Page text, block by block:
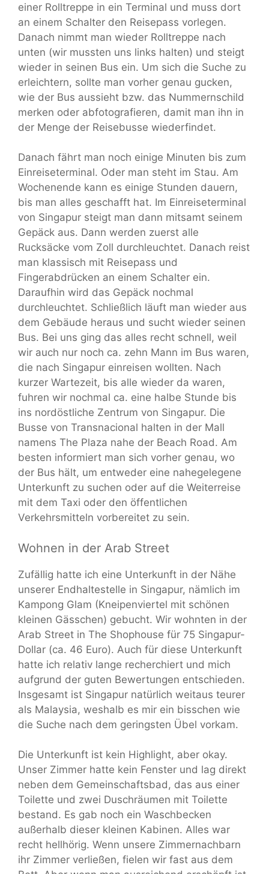
einer Rolltreppe in ein Terminal und muss dort
an einem Schalter den Reisepass vorlegen.
Danach nimmt man wieder Rolltreppe nach
unten (wir mussten uns links halten) und steigt
wieder in seinen Bus ein. Um sich die Suche zu
erleichtern, sollte man vorher genau gucken,
wie der Bus aussieht bzw. das Nummernschild
merken oder abfotografieren, damit man ihn in
der Menge der Reisebusse wiederfindet.
Danach fährt man noch einige Minuten bis zum
Einreiseterminal. Oder man steht im Stau. Am
Wochenende kann es einige Stunden dauern,
bis man alles geschafft hat. Im Einreiseterminal
von Singapur steigt man dann mitsamt seinem
Gepäck aus. Dann werden zuerst alle
Rucksäcke vom Zoll durchleuchtet. Danach reist
man klassisch mit Reisepass und
Fingerabdrücken an einem Schalter ein.
Daraufhin wird das Gepäck nochmal
durchleuchtet. Schließlich läuft man wieder aus
dem Gebäude heraus und sucht wieder seinen
Bus. Bei uns ging das alles recht schnell, weil
wir auch nur noch ca. zehn Mann im Bus waren,
die nach Singapur einreisen wollten. Nach
kurzer Wartezeit, bis alle wieder da waren,
fuhren wir nochmal ca. eine halbe Stunde bis
ins nordöstliche Zentrum von Singapur. Die
Busse von Transnacional halten in der Mall
namens The Plaza nahe der Beach Road. Am
besten informiert man sich vorher genau, wo
der Bus hält, um entweder eine nahegelegene
Unterkunft zu suchen oder auf die Weiterreise
mit dem Taxi oder den öffentlichen
Verkehrsmitteln vorbereitet zu sein.
Wohnen in der Arab Street
Zufällig hatte ich eine Unterkunft in der Nähe
unserer Endhaltestelle in Singapur, nämlich im
Kampong Glam (Kneipenviertel mit schönen
kleinen Gässchen) gebucht. Wir wohnten in der
Arab Street in The Shophouse für 75 Singapur-
Dollar (ca. 46 Euro). Auch für diese Unterkunft
hatte ich relativ lange recherchiert und mich
aufgrund der guten Bewertungen entschieden.
Insgesamt ist Singapur natürlich weitaus teurer
als Malaysia, weshalb es mir ein bisschen wie
die Suche nach dem geringsten Übel vorkam.
Die Unterkunft ist kein Highlight, aber okay.
Unser Zimmer hatte kein Fenster und lag direkt
neben dem Gemeinschaftsbad, das aus einer
Toilette und zwei Duschräumen mit Toilette
bestand. Es gab noch ein Waschbecken
außerhalb dieser kleinen Kabinen. Alles war
recht hellhörig. Wenn unsere Zimmernachbarn
ihr Zimmer verließen, fielen wir fast aus dem